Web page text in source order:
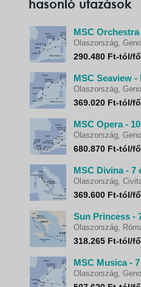
hasonló utazások
MSC
Olaszország,
290.480 Ft-tól/fő
MSC Seaview
Olaszország,
369.020 Ft-tól/fő
MSC Opera -
Olaszország,
680.870 Ft-tól/fő
MSC Divina - 7
Olaszország,
369.600 Ft-tól/fő
Sun Princess -
Olaszország,
318.265 Ft-tól/fő
MSC Musica -
Olaszország,